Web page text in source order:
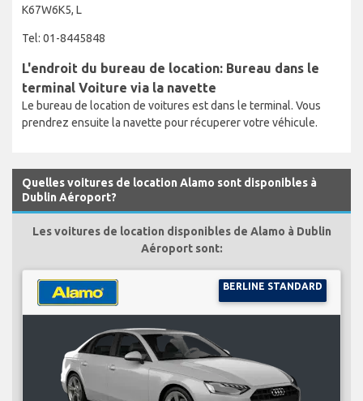
K67W6K5, L
Tel: 01-8445848
L'endroit du bureau de location: Bureau dans le
terminal Voiture via la navette
Le bureau de location de voitures est dans le terminal. Vous
prendrez ensuite la navette pour récuperer votre véhicule.
Quelles voitures de location Alamo sont disponibles à
Dublin Aéroport?
Les voitures de location disponibles de Alamo à Dublin
Aéroport sont:
BERLINE STANDARD